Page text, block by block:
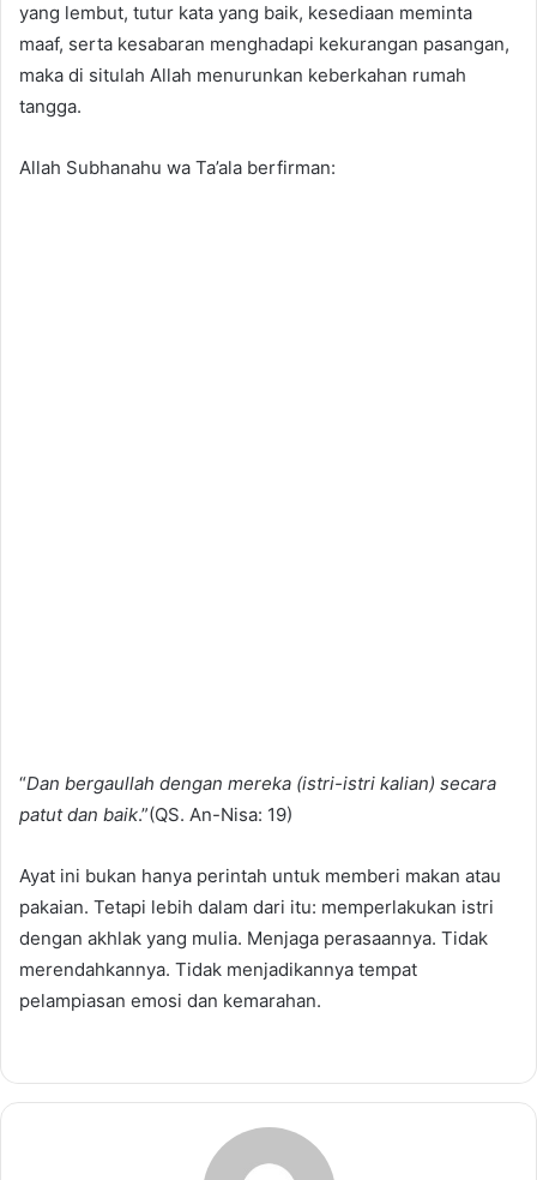
yang lembut, tutur kata yang baik, kesediaan meminta
maaf, serta kesabaran menghadapi kekurangan pasangan,
maka di situlah Allah menurunkan keberkahan rumah
tangga.
Allah Subhanahu wa Ta’ala berfirman:
“Dan bergaullah dengan mereka (istri-istri kalian) secara
patut dan baik.”(QS. An-Nisa: 19)
Ayat ini bukan hanya perintah untuk memberi makan atau
pakaian. Tetapi lebih dalam dari itu: memperlakukan istri
dengan akhlak yang mulia. Menjaga perasaannya. Tidak
merendahkannya. Tidak menjadikannya tempat
pelampiasan emosi dan kemarahan.